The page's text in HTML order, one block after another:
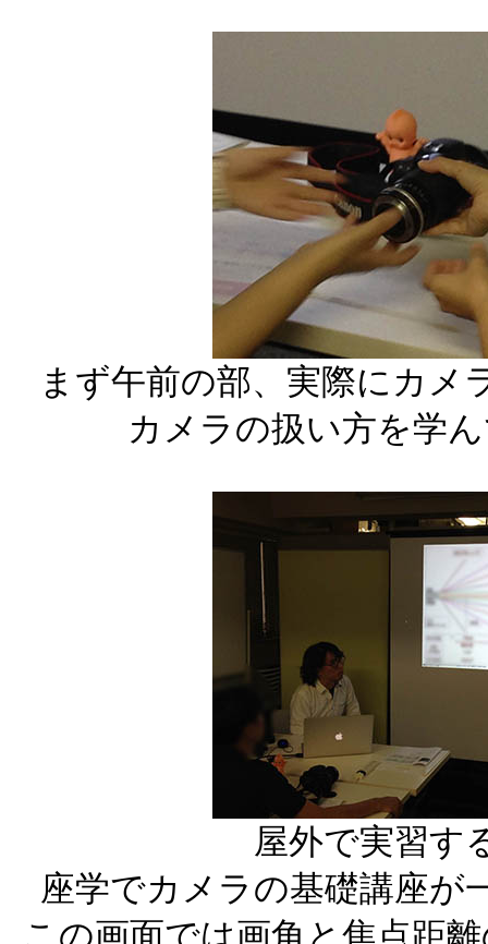
まず午前の部、実際にカメ
カメラの扱い方を学
屋外で実習す
座学でカメラの基礎講座が
この画面では画角と焦点距